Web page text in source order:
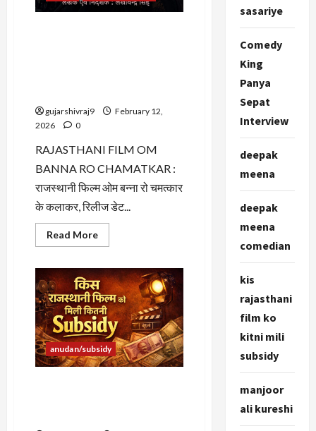
gujarshivraj9
February 12,
2026
0
RAJASTHANI FILM OM
BANNA RO CHAMATKAR :
राजस्थानी फिल्म ओम बन्ना रो चमत्कार
के कलाकर, रिलीज डेट...
Read MoreRead
more
FILM
OM
BANNA
RO
CHAMATKAR
:
राजस्थानी
फिल्म
ओम
बन्ना
anudan/subsidy
sasariye
Comedy
King
Panya
Sepat
Interview
deepak
meena
deepak
meena
comedian
kis
rajasthani
film ko
kitni mili
subsidy
manjoor
ali kureshi